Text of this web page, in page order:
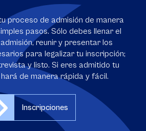
proceso de admisión de manera
pasos. Sólo debes llenar el
reunir y presentar los
para legalizar tu inscripción;
y listo. Si eres admitido tu
de manera rápida y fácil.
Inscripciones